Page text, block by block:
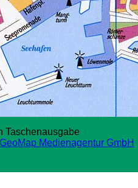
Taschenausgabe
GeoMap Medienagentur GmbH